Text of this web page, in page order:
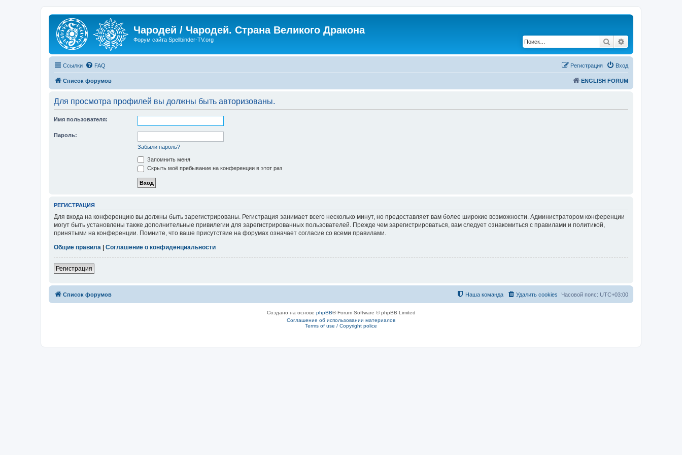
Чародей / Чародей. Страна Великого Дракона
Форум сайта Spellbinder-TV.org Поиск
Ссылки FAQ Вход
Регистрация
Список форумов ENGLISH FORUM
Для просмотра профилей вы должны быть авторизованы.
Имя пользователя:
Пароль:
Забыли пароль?
Запомнить меня
Скрыть моё пребывание на конференции в этот раз
РЕГИСТРАЦИЯ
Для входа на конференцию вы должны быть зарегистрированы. Регистрация занимает всего несколько минут, но предоставляет вам более широкие возможности. Администратором конференции
могут быть установлены также дополнительные привилегии для зарегистрированных пользователей. Прежде чем зарегистрироваться, вам следует ознакомиться с правилами и политикой,
принятыми на конференции. Помните, что ваше присутствие на форумах означает согласие со всеми правилами.
Общие правила
Соглашение о конфиденциальности
Регистрация
Список форумов Часовой пояс: UTC+03:00
Удалить cookies
Наша команда
Создано на основе phpBB® Forum Software © phpBB Limited
Соглашение об использовании материалов
Terms of use / Copyright police